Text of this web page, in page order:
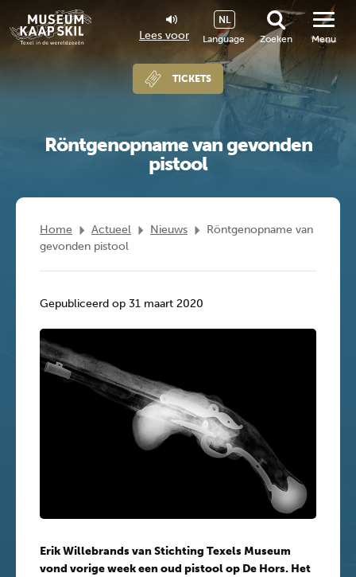
Lees voor Language
NL
Zoeken
TICKETS
Menu
Röntgenopname van gevonden
pistool
Home Actueel Nieuws
Röntgenopname van
gevonden pistool
Gepubliceerd op 31 maart 2020
Erik Willebrands van Stichting Texels Museum
vond vorige week een oud pistool op De Hors. Het